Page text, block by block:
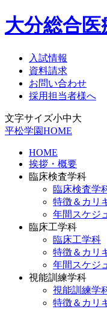
大分総合
入試情報
資料請求
お問い合わせ
採用担当者様へ
文字サイズ小中大
平松学園HOME
HOME
挨拶・概要
臨床検査学科
臨床検査学
特徴＆カリ
年間スケジ
臨床工学科
臨床工学科
特徴＆カリ
年間スケジ
視能訓練学科
視能訓練学
特徴＆カリ